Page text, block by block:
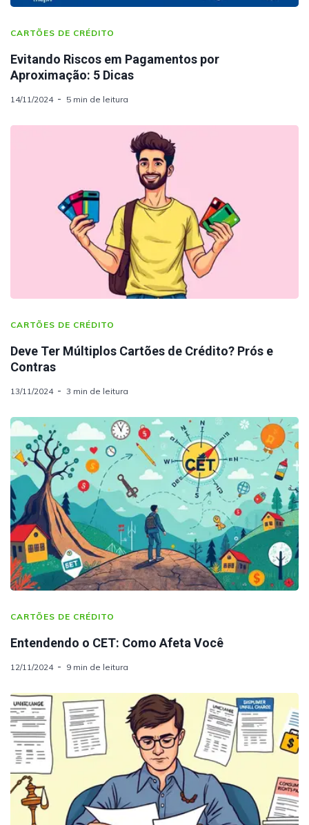
CARTÕES DE CRÉDITO
Evitando Riscos em Pagamentos por
Aproximação: 5 Dicas
14/11/2024 5 min de leitura
CARTÕES DE CRÉDITO
Deve Ter Múltiplos Cartões de Crédito? Prós e
Contras
13/11/2024 3 min de leitura
CARTÕES DE CRÉDITO
Entendendo o CET: Como Afeta Você
12/11/2024 9 min de leitura